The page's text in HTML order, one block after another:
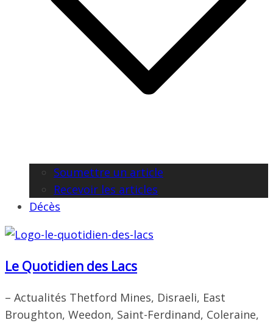
Soumettre un article
Recevoir les articles
Décès
Le Quotidien des Lacs
– Actualités Thetford Mines, Disraeli, East
Broughton, Weedon, Saint-Ferdinand, Coleraine,